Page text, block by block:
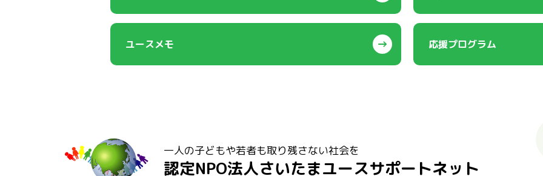
ユースメモ 応援プログラム
一人の子どもや若者も取り残さない社会を
認定NPO法人さいたまユースサポートネット